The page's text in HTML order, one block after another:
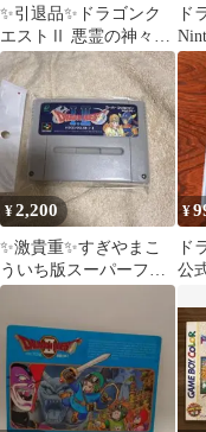
✨引退品✨ドラゴンク
エストⅡ 悪霊の神々
DRAGON QUEST ファ
ミコン
ド
¥2,200
✨激貴重✨すぎやまこ
ういち版スーパーファ
ミコン ドラゴンクエス
¥
ド
公